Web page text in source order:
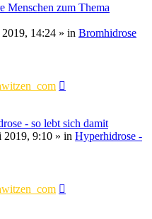
Menschen zum Thema
2019, 14:24 » in Bromhidrose
- so lebt sich damit
2019, 9:10 » in Hyperhidrose -